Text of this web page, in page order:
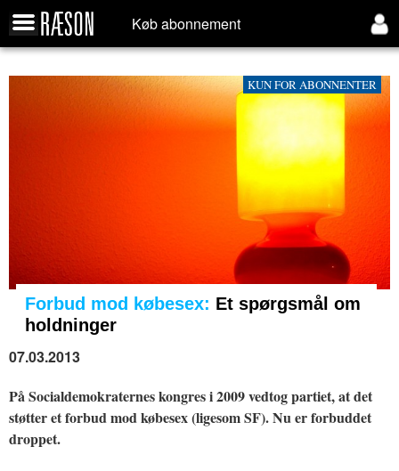
Køb abonnement
KUN FOR ABONNENTER
Forbud mod købesex: Et spørgsmål om
holdninger
07.03.2013
På Socialdemokraternes kongres i 2009 vedtog partiet, at det
støtter et forbud mod købesex (ligesom SF). Nu er forbuddet
droppet.